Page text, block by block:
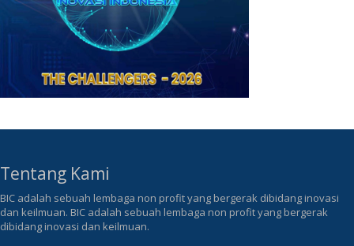
Tentang Kami
BIC adalah sebuah lembaga non profit yang bergerak dibidang inovasi
dan keilmuan. BIC adalah sebuah lembaga non profit yang bergerak
dibidang inovasi dan keilmuan.